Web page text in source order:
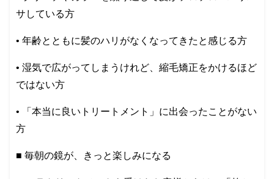
サしている方
• 年齢とともに髪のハリがなくなってきたと感じる方
• 湿気で広がってしまうけれど、縮毛矯正をかけるほど
ではない方
• 「本当に良いトリートメント」に出会ったことがない
方
■ 毎朝の鏡が、きっと楽しみになる